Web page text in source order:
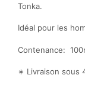
Tonka.
Idéal pour les
Contenance:
∗ Livraison sous